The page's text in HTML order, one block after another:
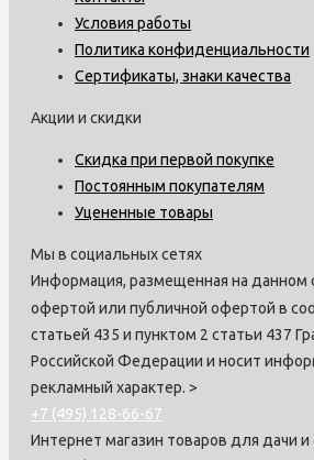
Условия работы
Политика конфиденциальности
Сертификаты, знаки качества
Акции и скидки
Скидка при первой покупке
Постоянным покупателям
Уцененные товары
Мы в социальных сетях
Информация, размещенная на данном
офертой или публичной офертой в
статьей 435 и пунктом 2 статьи 437
Российской Федерации и носит
рекламный характер. >
+7 (495) 128-66-67
Интернет магазин товаров для дачи и